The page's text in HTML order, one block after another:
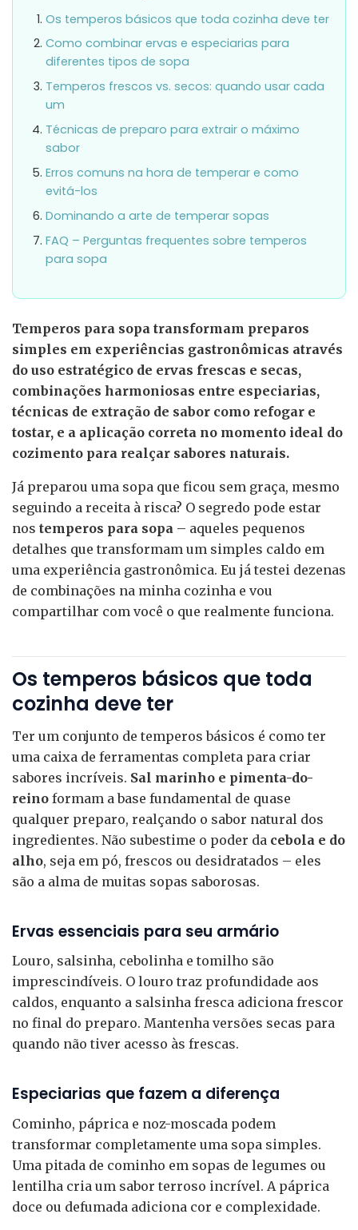
Os temperos básicos que toda cozinha deve ter
Como combinar ervas e especiarias para
diferentes tipos de sopa
Temperos frescos vs. secos: quando usar cada
um
Técnicas de preparo para extrair o máximo
sabor
Erros comuns na hora de temperar e como
evitá-los
Dominando a arte de temperar sopas
FAQ – Perguntas frequentes sobre temperos
para sopa
Temperos para sopa transformam preparos
simples em experiências gastronômicas através
do uso estratégico de ervas frescas e secas,
combinações harmoniosas entre especiarias,
técnicas de extração de sabor como refogar e
tostar, e a aplicação correta no momento ideal do
cozimento para realçar sabores naturais.
Já preparou uma sopa que ficou sem graça, mesmo
seguindo a receita à risca? O segredo pode estar
nos temperos para sopa – aqueles pequenos
detalhes que transformam um simples caldo em
uma experiência gastronômica. Eu já testei dezenas
de combinações na minha cozinha e vou
compartilhar com você o que realmente funciona.
Os temperos básicos que toda
cozinha deve ter
Ter um conjunto de temperos básicos é como ter
uma caixa de ferramentas completa para criar
sabores incríveis. Sal marinho e pimenta-do-
reino formam a base fundamental de quase
qualquer preparo, realçando o sabor natural dos
ingredientes. Não subestime o poder da cebola e do
alho, seja em pó, frescos ou desidratados – eles
são a alma de muitas sopas saborosas.
Ervas essenciais para seu armário
Louro, salsinha, cebolinha e tomilho são
imprescindíveis. O louro traz profundidade aos
caldos, enquanto a salsinha fresca adiciona frescor
no final do preparo. Mantenha versões secas para
quando não tiver acesso às frescas.
Especiarias que fazem a diferença
Cominho, páprica e noz-moscada podem
transformar completamente uma sopa simples.
Uma pitada de cominho em sopas de legumes ou
lentilha cria um sabor terroso incrível. A páprica
doce ou defumada adiciona cor e complexidade.